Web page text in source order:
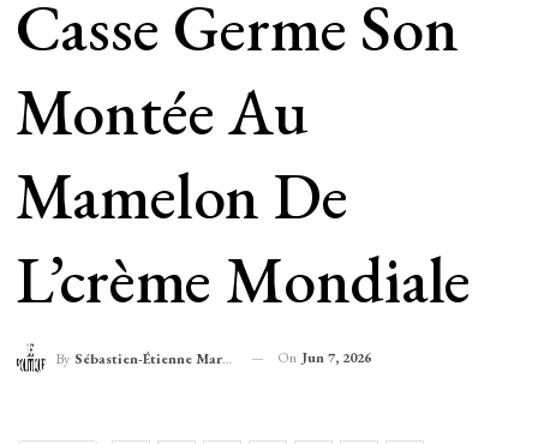
Casse Germe Son
Montée Au
Mamelon De
L’crème Mondiale
By Sébastien-Étienne Marechal On Jun 7, 2026